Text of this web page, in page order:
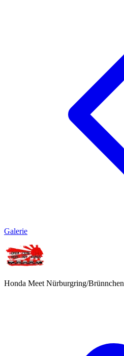
Galerie
Honda Meet Nürburgring/Brünnchen